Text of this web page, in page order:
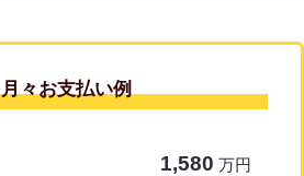
月々お支払い例
1,580 万円